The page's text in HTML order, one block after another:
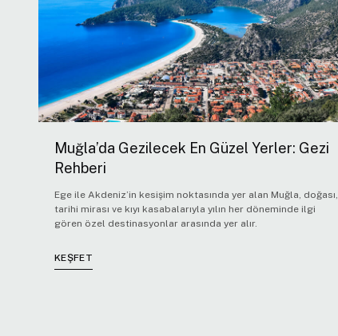
Muğla’da Gezilecek En Güzel Yerler: Gezi
Rehberi
Ege ile Akdeniz’in kesişim noktasında yer alan Muğla, doğası,
tarihi mirası ve kıyı kasabalarıyla yılın her döneminde ilgi
gören özel destinasyonlar arasında yer alır.
KEŞFET